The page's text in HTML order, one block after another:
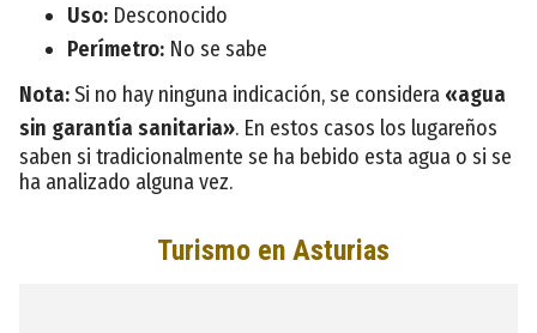
Uso: Desconocido
Perímetro: No se sabe
Nota:Si no hay ninguna indicación, se considera «agua
sin garantía sanitaria». En estos casos los lugareños
saben si tradicionalmente se ha bebido esta agua o si se
ha analizado alguna vez.